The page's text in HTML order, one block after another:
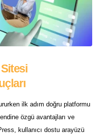
Sitesi
ilk adım doğru platformu
özgü avantajları ve
kullanıcı dostu arayüzü